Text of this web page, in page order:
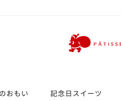
おもい 記念日スイーツ